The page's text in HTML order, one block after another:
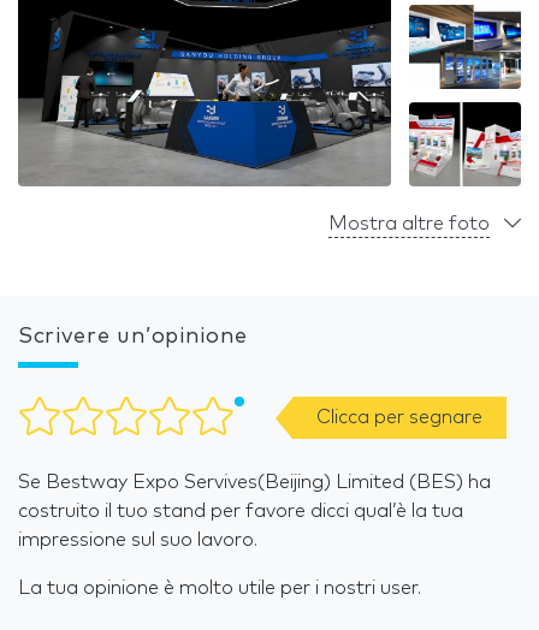
Mostra altre foto
Scrivere un’opinione
Clicca per segnare
Se Bestway Expo Servives(Beijing) Limited (BES) ha
costruito il tuo stand per favore dicci qual’è la tua
impressione sul suo lavoro.
La tua opinione è molto utile per i nostri user.